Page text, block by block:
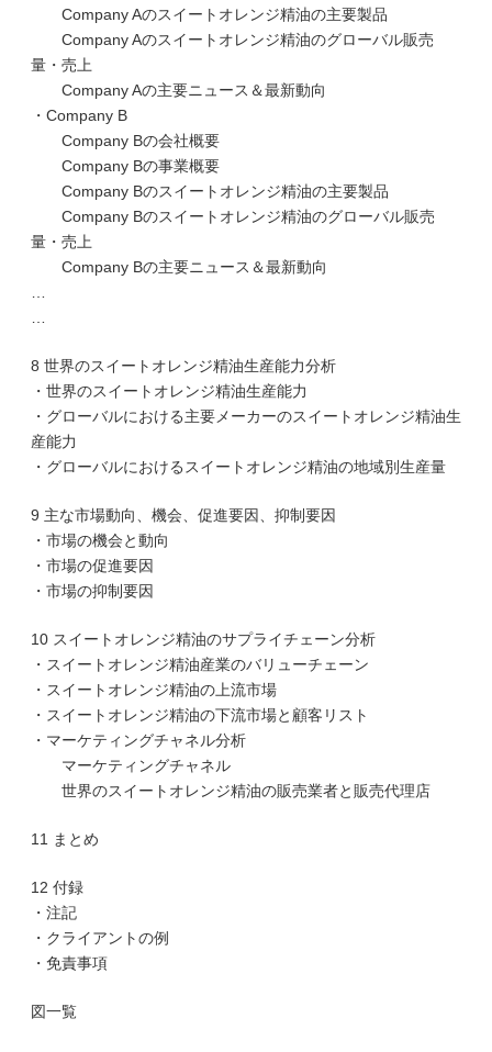
Company Aのスイートオレンジ精油の主要製品
Company Aのスイートオレンジ精油のグローバル販売
量・売上
Company Aの主要ニュース＆最新動向
・Company B
Company Bの会社概要
Company Bの事業概要
Company Bのスイートオレンジ精油の主要製品
Company Bのスイートオレンジ精油のグローバル販売
量・売上
Company Bの主要ニュース＆最新動向
8 世界のスイートオレンジ精油生産能力分析
・世界のスイートオレンジ精油生産能力
・グローバルにおける主要メーカーのスイートオレンジ精油生
産能力
・グローバルにおけるスイートオレンジ精油の地域別生産量
9 主な市場動向、機会、促進要因、抑制要因
・市場の機会と動向
・市場の促進要因
・市場の抑制要因
10 スイートオレンジ精油のサプライチェーン分析
・スイートオレンジ精油産業のバリューチェーン
・スイートオレンジ精油の上流市場
・スイートオレンジ精油の下流市場と顧客リスト
・マーケティングチャネル分析
マーケティングチャネル
世界のスイートオレンジ精油の販売業者と販売代理店
11 まとめ
12 付録
・注記
・クライアントの例
・免責事項
図一覧